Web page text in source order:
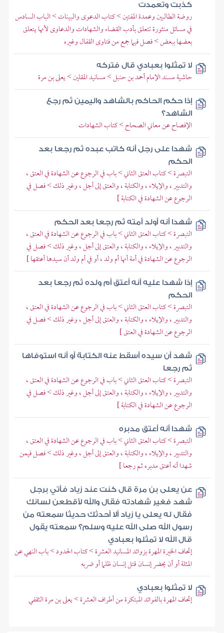
كذبت وتعمدت
روضة الطالبين وعمدة المفتين > كتاب الدعوى والبينات > الباب السادس
في مسائل منثورة تتعلق بأدب القضاء والشهادات والدعاوى لأنها يتعلق
بعضها ببعض > فصل فيما جمع من فتاوى القفال وغيره
لا تمثلوا بعبادي قال فتركه
حاشية مسند الإمام أحمد بن حنبل > مسانيد المقلين > يعلى بن مرة
إذا حكم الحاكم بالشاهد واليمين ثم رجع
الشاهد؟
الإفصاح عن معاني الصحاح > كتاب الشهادات
شهدا على رجل أنه كاتب عبده ثم رجعا بعد
الحكم
التبصرة > كتاب العتق الثاني > باب في الرجوع عن الشهادة في العتق ،
والتدبير ، والإيلاء ، والكتابة ، والعتق إلى أجل ، وغير ذلك > فصل في
الرجوع عن الشهادة في الكتابة ]
شهدا أنه أولد أمته ثم رجعا بعد الحكم
التبصرة > كتاب العتق الثاني > باب في الرجوع عن الشهادة في العتق ،
والتدبير ، والإيلاء ، والكتابة ، والعتق إلى أجل ، وغير ذلك > فصل في
الرجوع عن الشهادة في أمة أنها أم ولد ، أو في أم ولد أن سيدها أعتقها ]
إذا شهدا عليه أنه أعتق أم ولده ثم رجعا بعد
الحكم
التبصرة > كتاب العتق الثاني > باب في الرجوع عن الشهادة في العتق ،
والتدبير ، والإيلاء ، والكتابة ، والعتق إلى أجل ، وغير ذلك > فصل في
الرجوع عن الشهادة في العتق ]
شهد أن سيده أسقط عنه الكتابة أو أنه استوفاها
ثم رجعا
التبصرة > كتاب العتق الثاني > باب في الرجوع عن الشهادة في العتق ،
والتدبير ، والإيلاء ، والكتابة ، والعتق إلى أجل ، وغير ذلك > فصل في
الرجوع عن الشهادة في الكتابة ]
شهدا أنه أعتق مدبره
التبصرة > كتاب العتق الثاني > باب في الرجوع عن الشهادة في العتق ،
والتدبير ، والإيلاء ، والكتابة ، والعتق إلى أجل ، وغير ذلك > فصل فيمن
شهدا أنه أعتق مدبره ثم رجعا ]
عن يعلى بن مرة قال كنت عند زياد فأتي برجل
شهد فغير شهادته فقال والله لأقطعن لسانك
فقال له يعلى يا زياد ألا أحدثك حديثا سمعته من
رسول الله صلى الله عليه وسلم؟ سمعته يقول
قال الله لا تمثلوا بعبادي
إتحاف الخيرة المهرة بزوائد المسانيد العشرة > كتاب الحدود > باب النهي عن
المثلة أو أن يحضر إنسان قتل إنسان ظلما أو ضربه
لا تمثلوا بعبادي
إتحاف المهرة بالفوائد المبتكرة من أطراف العشرة > يعلى بن مرة الثقفي